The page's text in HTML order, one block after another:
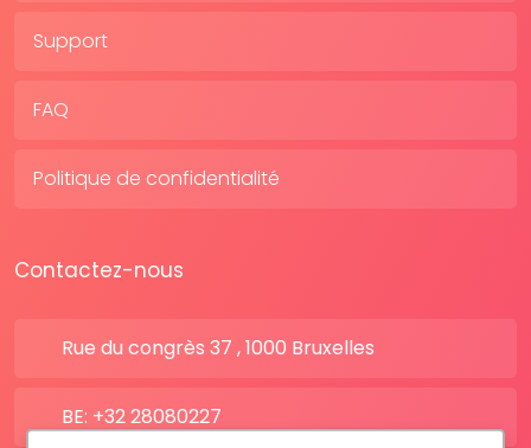
Support
FAQ
Politique de confidentialité
Contactez-nous
Rue du congrès 37 , 1000 Bruxelles
BE: +32 28080227